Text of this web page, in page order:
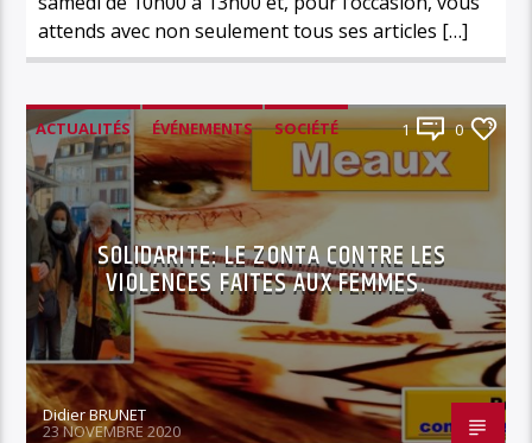
attends avec non seulement tous ses articles […]
ACTUALITÉS ÉVÉNEMENTS
SOCIÉTÉ
SOLIDARITÉ
1 0
SOLIDARITE: LE ZONTA CONTRE LES
VIOLENCES FAITES AUX FEMMES.
Didier BRUNET
23 NOVEMBRE 2020